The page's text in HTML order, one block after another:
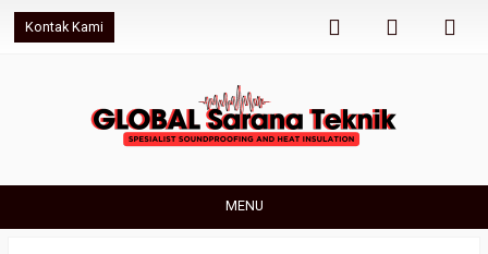
Kontak Kami
MENU